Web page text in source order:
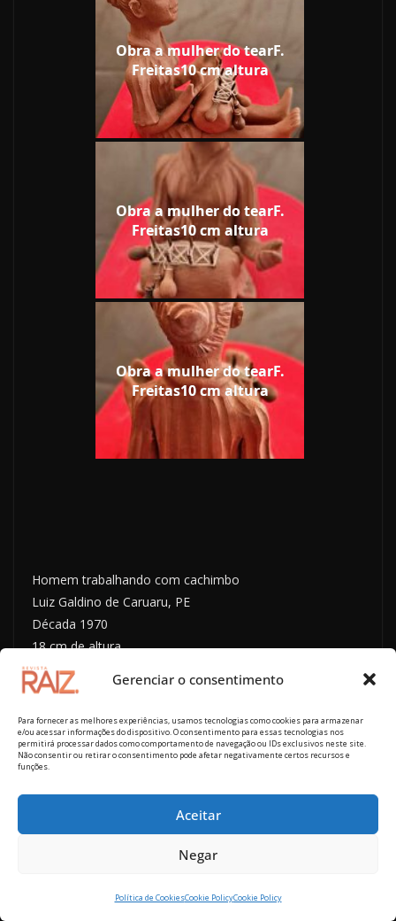
Gerenciar o consentimento
Para fornecer as melhores experiências, usamos tecnologias como cookies para armazenar
e/ou acessar informações do dispositivo. O consentimento para essas tecnologias nos
permitirá processar dados como comportamento de navegação ou IDs exclusivos neste site.
Não consentir ou retirar o consentimento pode afetar negativamente certos recursos e
funções.
Aceitar
Negar
Política de CookiesCookie PolicyCookie Policy
Obra a mulher do tearF.
Freitas10 cm altura
Obra a mulher do tearF.
Freitas10 cm altura
Obra a mulher do tearF.
Freitas10 cm altura
Homem trabalhando com cachimbo
Luiz Galdino de Caruaru, PE
Década 1970
18 cm de altura
Homem trabalhando com
cachimboLuiz Galdino de
cachimboLuiz Galdino de